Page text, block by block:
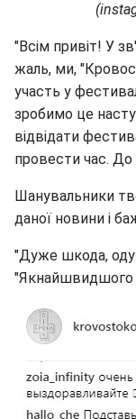
"Всім привіт! У
жаль, ми,
участь у
зробимо це
відвідати
провести час. До
Шанувальники
даної новини і
"Дуже шкода,
"Якнайшвидшого